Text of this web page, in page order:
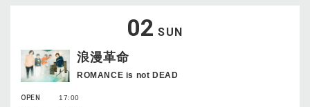
02 SUN
浪漫革命
ROMANCE is not DEAD
OPEN
17:00